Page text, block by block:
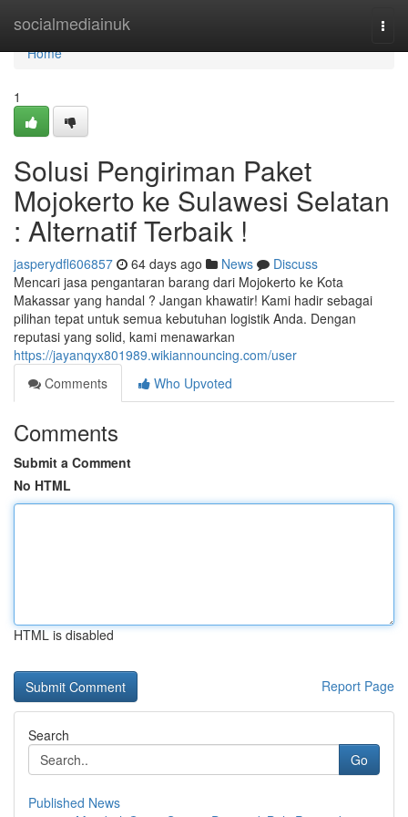
socialmediainuk
Home
Home
1
Solusi Pengiriman Paket
Mojokerto ke Sulawesi Selatan
: Alternatif Terbaik !
jasperydfl606857 64 days ago News
Discuss
Mencari jasa pengantaran barang dari Mojokerto ke Kota
Makassar yang handal ? Jangan khawatir! Kami hadir sebagai
pilihan tepat untuk semua kebutuhan logistik Anda. Dengan
reputasi yang solid, kami menawarkan
https://jayanqyx801989.wikiannouncing.com/user
Comments
Who Upvoted
Comments
Submit a Comment
No HTML
HTML is disabled
Report Page
Search
Go
Published News